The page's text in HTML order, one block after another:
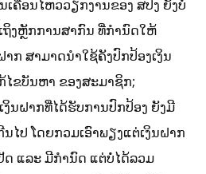
ເຄື່ອນໄຫວວຽກງານຂອງ ສປງ ຍັງບໍ່
ຖິງຫຼັກການສາກົນ ທີ່ກໍານົດໃຫ້
າກ ສາມາດນໍາໃຊ້ຄັງປົກປ້ອງເງິນ
ໄຂບັນຫາ ຂອງສະມາຊິກ;
ນຝາກທີ່ໄດ້ຮັບການປົກປ້ອງ ຍັງມີ
ນໄປ ໂດຍກວມເອົາພຽງແຕ່ເງິນຝາກ
ແລະ ມີກໍານົດ ແຕ່ບໍ່ໄດ້ລວມ